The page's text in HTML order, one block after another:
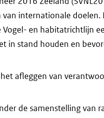
internationale doelen.
en habitatrichtlijn
in stand houden en
afleggen van
de samenstelling van